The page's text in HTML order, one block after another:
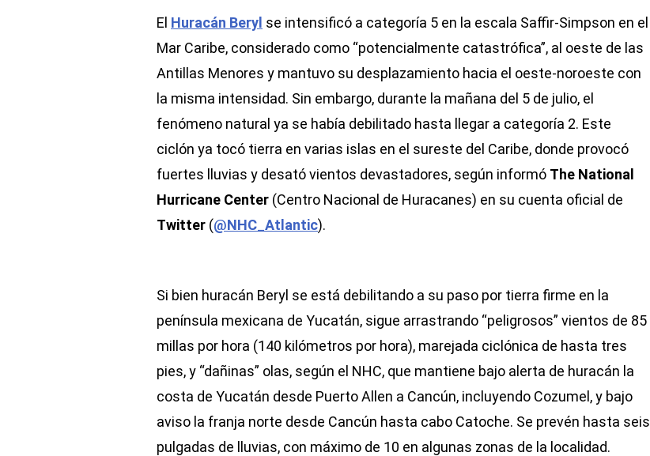
El Huracán Beryl se intensificó a categoría 5 en la escala Saffir-Simpson en el
Mar Caribe, considerado como “potencialmente catastrófica”, al oeste de las
Antillas Menores y mantuvo su desplazamiento hacia el oeste-noroeste con
la misma intensidad. Sin embargo, durante la mañana del 5 de julio, el
fenómeno natural ya se había debilitado hasta llegar a categoría 2. Este
ciclón ya tocó tierra en varias islas en el sureste del Caribe, donde provocó
fuertes lluvias y desató vientos devastadores, según informó The National
Hurricane Center (Centro Nacional de Huracanes) en su cuenta oficial de
Twitter (@NHC_Atlantic).
Si bien huracán Beryl se está debilitando a su paso por tierra firme en la
península mexicana de Yucatán, sigue arrastrando “peligrosos” vientos de 85
millas por hora (140 kilómetros por hora), marejada ciclónica de hasta tres
pies, y “dañinas” olas, según el NHC, que mantiene bajo alerta de huracán la
costa de Yucatán desde Puerto Allen a Cancún, incluyendo Cozumel, y bajo
aviso la franja norte desde Cancún hasta cabo Catoche. Se prevén hasta seis
pulgadas de lluvias, con máximo de 10 en algunas zonas de la localidad.